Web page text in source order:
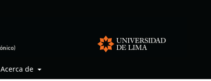
Acerca de